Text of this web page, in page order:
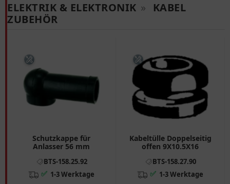
ELEKTRIK & ELEKTRONIK »
KABEL
ZUBEHÖR
Schutzkappe für
Anlasser 56 mm
BTS-158.25.92
✅ 1-3 Werktage
Kabeltülle Doppelseitig
offen 9X10.5X16
BTS-158.27.90
✅ 1-3 Werktage